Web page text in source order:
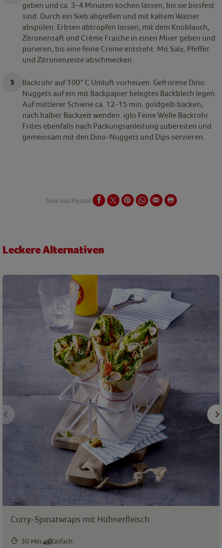
geben und ca. 3-4 Minuten kochen lassen, bis sie bissfest
sind. Durch ein Sieb abgießen und mit kaltem Wasser
abspülen. Erbsen abtropfen lassen, mit dem Knoblauch,
Zitronensaft und Crème Fraiche in einen Mixer geben und
pürieren, bis eine feine Creme entsteht. Mit Salz, Pfeffer
und Zitronenzeste abschmecken.
Backrohr auf 190° C Umluft vorheizen. Gefrorene Dino
Nuggets auf ein mit Backpapier belegtes Backblech legen.
Auf mittlerer Schiene ca. 12-15 min. goldgelb backen,
nach halber Backzeit wenden. iglo Feine Welle Backrohr
Frites ebenfalls nach Packungsanleitung zubereiten und
gemeinsam mit den Dino-Nuggets und Dips servieren.
Teile das Rezept
Leckere Alternativen
Curry-Spinatwraps mit Hühnerfleisch
30 Min. Einfach